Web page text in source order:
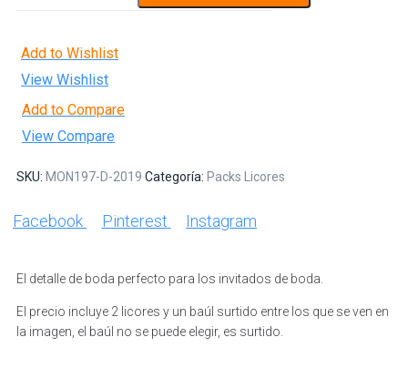
Add to Wishlist
View Wishlist
Add to Compare
View Compare
SKU: MON197-D-2019 Categoría: Packs Licores
Facebook Pinterest Instagram
El detalle de boda perfecto para los invitados de boda.
El precio incluye 2 licores y un baúl surtido entre los que se ven en
la imagen, el baúl no se puede elegir, es surtido.